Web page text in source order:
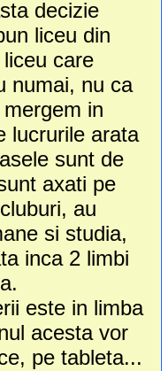
decizie
liceu din
care
numai, nu ca
in
lucrurile arata
sunt de
axati pe
au
si studia,
inca 2 limbi
este in limba
acesta vor
pe tableta...